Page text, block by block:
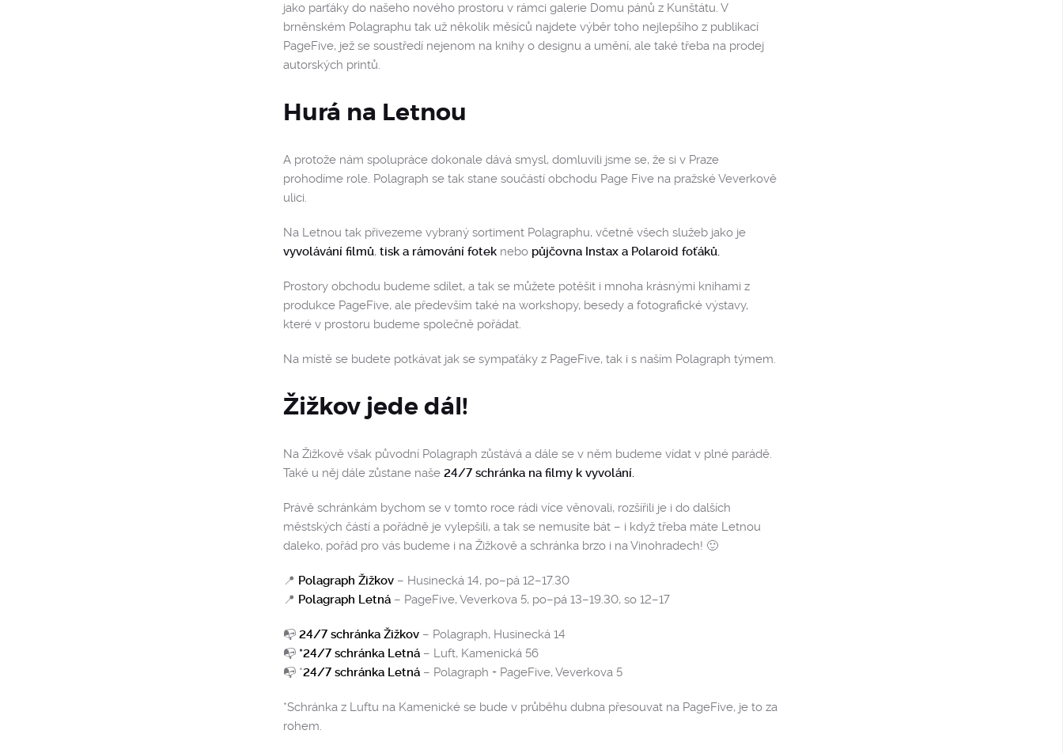
jako parťáky do našeho nového prostoru v rámci galerie Domu pánů z Kunštátu. V
brněnském Polagraphu tak už několik měsíců najdete výběr toho nejlepšího z publikací
PageFive, jež se soustředí nejenom na knihy o designu a umění, ale také třeba na prodej
autorských printů.
Hurá na Letnou
A protože nám spolupráce dokonale dává smysl, domluvili jsme se, že si v Praze
prohodíme role. Polagraph se tak stane součástí obchodu Page Five na pražské Veverkově
ulici.
Na Letnou tak přivezeme vybraný sortiment Polagraphu, včetně všech služeb jako je
vyvolávání filmů, tisk a rámování foteknebo půjčovna Instax a Polaroid foťáků.
Prostory obchodu budeme sdílet, a tak se můžete potěšit i mnoha krásnými knihami z
produkce PageFive, ale především také na workshopy, besedy a fotografické výstavy,
které v prostoru budeme společně pořádat.
Na místě se budete potkávat jak se sympaťáky z PageFive, tak i s naším Polagraph týmem.
Žižkov jede dál!
Na Žižkově však původní Polagraph zůstává a dále se v něm budeme vídat v plné parádě.
Také u něj dále zůstane naše 24/7 schránka na filmy k vyvolání.
Právě schránkám bychom se v tomto roce rádi více věnovali, rozšířili je i do dalších
městských částí a pořádně je vylepšili, a tak se nemusíte bát – i když třeba máte Letnou
daleko, pořád pro vás budeme i na Žižkově a schránka brzo i na Vinohradech! 🙂
📍 Polagraph Žižkov– Husinecká 14, po–pá 12–17.30
📍 Polagraph Letná– PageFive, Veverkova 5, po–pá 13–19.30, so 12–17
📭 24/7 schránka Žižkov– Polagraph, Husinecká 14
📭 *24/7 schránka Letná– Luft, Kamenická 56
📭 *24/7 schránka Letná– Polagraph + PageFive, Veverkova 5
*Schránka z Luftu na Kamenické se bude v průběhu dubna přesouvat na PageFive, je to za
rohem.